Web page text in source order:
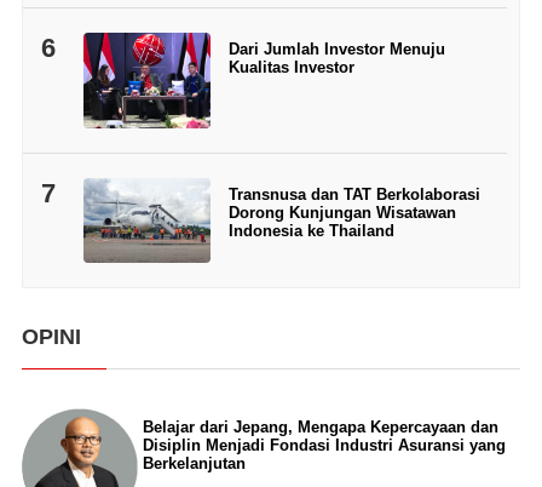
6
Dari Jumlah Investor Menuju
Kualitas Investor
7
Transnusa dan TAT Berkolaborasi
Dorong Kunjungan Wisatawan
Indonesia ke Thailand
OPINI
Belajar dari Jepang, Mengapa Kepercayaan dan
Disiplin Menjadi Fondasi Industri Asuransi yang
Berkelanjutan